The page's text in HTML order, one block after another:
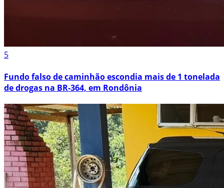
5
Fundo falso de caminhão escondia mais de 1 tonelada
de drogas na BR-364, em Rondônia